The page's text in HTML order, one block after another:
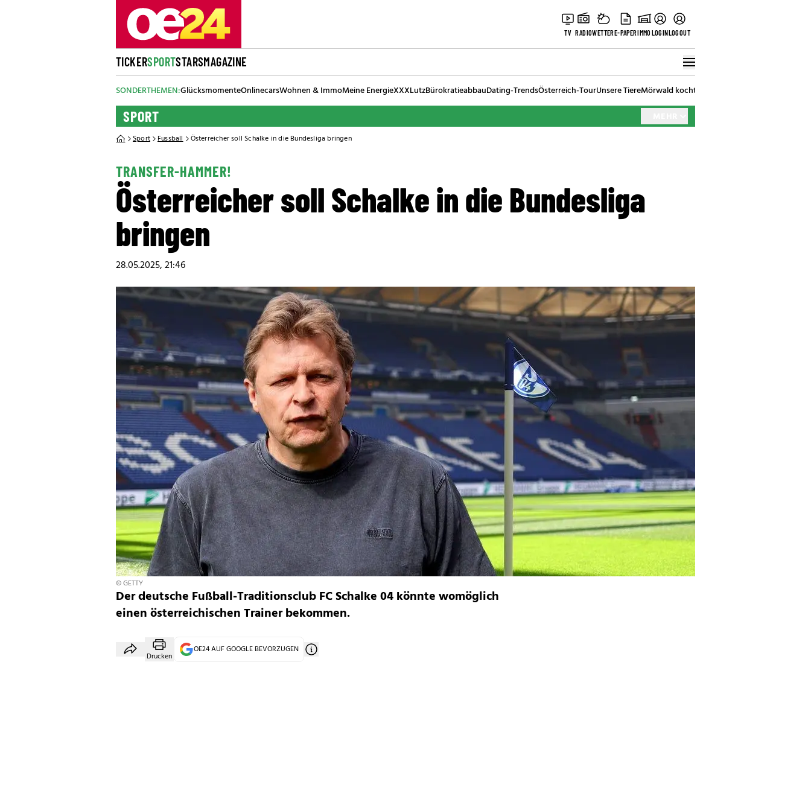
TV RADIOWETTERE-PAPERIMMOLOGINLOGOUT
TICKERSPORTSTARSMAGAZINE
SONDERTHEMEN:GlücksmomenteOnlinecarsWohnen & ImmoMeine EnergieXXXLutzBürokratieabbauDating-TrendsÖsterreich-TourUnsere TiereMörwald kocht
SPORT
Sport Fussball Österreicher soll Schalke in die Bundesliga bringen
TRANSFER-HAMMER!
Österreicher soll Schalke in die Bundesliga
bringen
28.05.2025, 21:46
© GETTY
Der deutsche Fußball-Traditionsclub FC Schalke 04 könnte womöglich
einen österreichischen Trainer bekommen.
Drucken
OE24 AUF GOOGLE BEVORZUGEN